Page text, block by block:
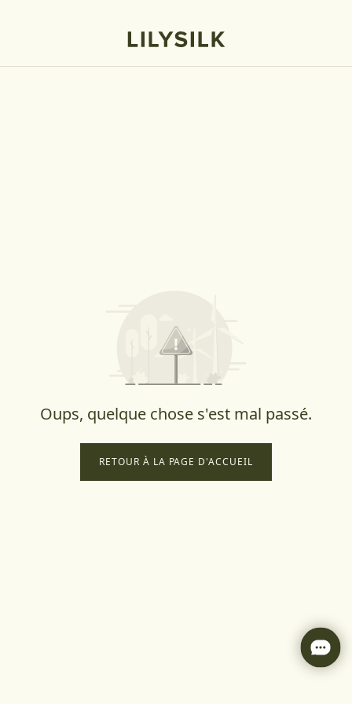
Oups, quelque chose s'est mal passé.
RETOUR À LA PAGE D'ACCUEIL